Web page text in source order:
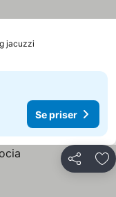
jacuzzi
Se priser
Del